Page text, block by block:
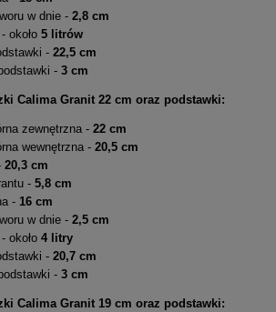
w dnie - 2,8 cm
około 5 litrów
- 22,5 cm
- 3 cm
Calima Granit 22 cm oraz podstawki:
zewnętrzna - 22 cm
wewnętrzna - 20,5 cm
20,3 cm
- 5,8 cm
- 16 cm
w dnie - 2,5 cm
około 4 litry
- 20,7 cm
- 3 cm
Calima Granit 19 cm oraz podstawki: